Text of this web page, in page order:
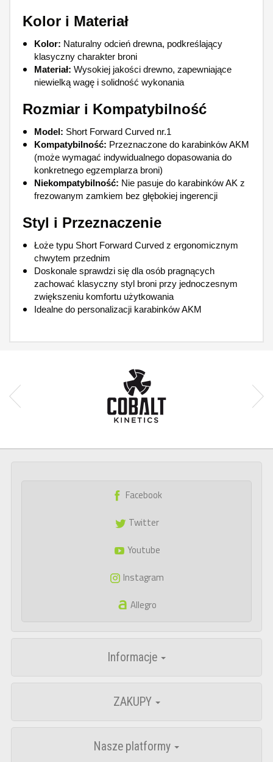
Kolor i Materiał
Kolor: Naturalny odcień drewna, podkreślający
klasyczny charakter broni
Materiał: Wysokiej jakości drewno, zapewniające
niewielką wagę i solidność wykonania
Rozmiar i Kompatybilność
Model: Short Forward Curved nr.1
Kompatybilność: Przeznaczone do karabinków AKM
(może wymagać indywidualnego dopasowania do
konkretnego egzemplarza broni)
Niekompatybilność: Nie pasuje do karabinków AK z
frezowanym zamkiem bez głębokiej ingerencji
Styl i Przeznaczenie
Łoże typu Short Forward Curved z ergonomicznym
chwytem przednim
Doskonale sprawdzi się dla osób pragnących
zachować klasyczny styl broni przy jednoczesnym
zwiększeniu komfortu użytkowania
Idealne do personalizacji karabinków AKM
Facebook
Twitter
Youtube
Instagram
Allegro
Informacje
ZAKUPY
Nasze platformy